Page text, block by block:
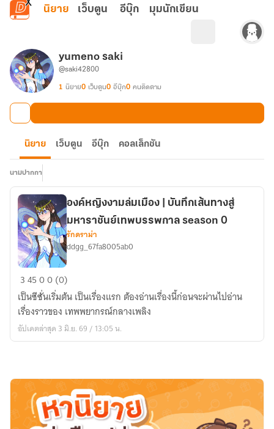
ข้ามไปยังเนื้อหาหลัก
นิยาย เว็บตูน อีบุ๊ก มุมนักเขียน
yumeno saki
@saki42800
1 นิยาย0 เว็บตูน0 อีบุ๊ก0 คนติดตาม
นิยาย เว็บตูน อีบุ๊ก คอลเล็กชัน
นามปากกา
องค์
หญิง
งาม
ล่ม
เมือง
เส้น
ทาง
มหา
องค์หญิงงามล่มเมือง | บันทึกเส้นทางสู่
มหาราชันย์เทพบรรพกาล season 0
รักดราม่า
ddgg_67fa8005ab0
34500 (0)
เป็นซีซั่นเริ่มต้น เป็นเรื่องแรก ต้องอ่านเรื่องนี้ก่อนจะผ่านไปอ่าน
เรื่องราวของ เทพพยากรณ์กลางเพลิง
อัปเดตล่าสุด 3 มิ.ย. 69 / 13:05 น.